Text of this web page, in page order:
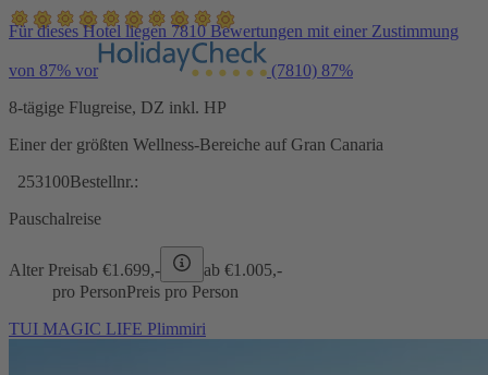
Für dieses Hotel liegen 7810 Bewertungen mit einer Zustimmung
von 87% vor (7810) 87%
8-tägige Flugreise, DZ inkl. HP
Einer der größten Wellness-Bereiche auf Gran Canaria
253100Bestellnr.:
Pauschalreise
Alter Preisab €1.699,- ab €1.005,-
pro PersonPreis pro Person
TUI MAGIC LIFE Plimmiri